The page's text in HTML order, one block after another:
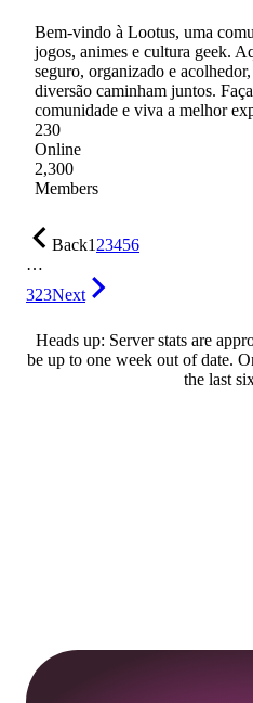
Bem-vindo à Lootus, uma
jogos, animes e cultura geek.
seguro, organizado e
diversão caminham juntos.
comunidade e viva a melhor
230
Online
2,300
Members
Back123456
…
323Next
Heads up: Server stats are
be up to one week out of date.
the last